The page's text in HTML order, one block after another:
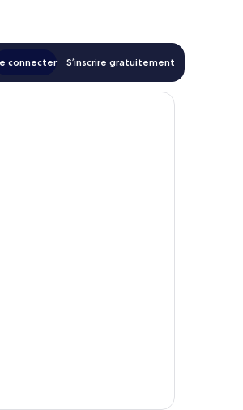
connecter S’inscrire gratuitement